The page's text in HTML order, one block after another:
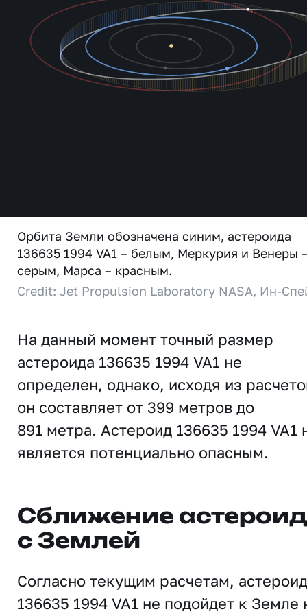
Орбита Земли обозначена синим, астероида
136635 1994 VA1 – белым, Меркурия и Венеры
серым, Марса – красным.
Credit: Jet Propulsion Laboratory NASA, Ин-
На данный момент точный размер
астероида 136635 1994 VA1 не
определен, однако, исходя из
он составляет от 399 метров до
891 метра. Астероид 136635 1994 VA1
является потенциально опасным.
Сближение
с Землей
Согласно текущим расчетам, астероид
136635 1994 VA1 не подойдет к Земле